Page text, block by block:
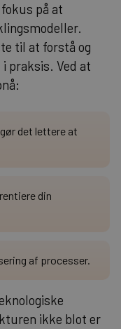
på at
til at forstå og
praksis. Ved at
det lettere at
din
af processer.
ikke blot er